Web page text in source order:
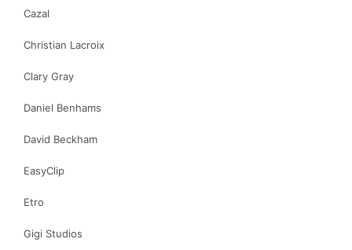
Cazal
Christian Lacroix
Clary Gray
Daniel Benhams
David Beckham
EasyClip
Etro
Gigi Studios